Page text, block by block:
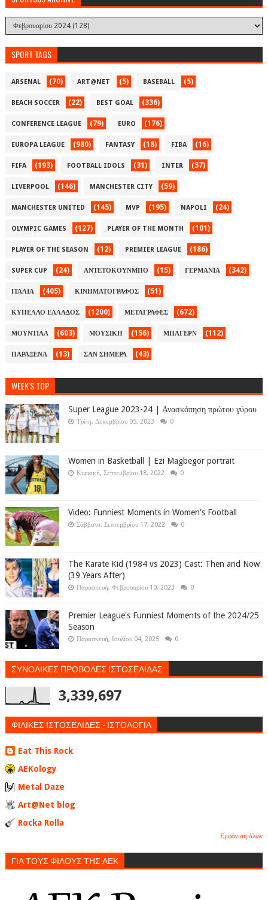
SPORT TAGS
ARSENAL (70) ART@NET (5) BASEBALL (5)
BEACH SOCCER (22) BEST GOAL (336)
CONFERENCE LEAGUE (79) EURO (176)
EUROPA LEAGUE (980) FANTASY (18) FIBA (16)
FIFA (193) FOOTBALL IDOLS (31) INTER (57)
LIVERPOOL (146) MANCHESTER CITY (59)
MANCHESTER UNITED (145) MVP (195) NAPOLI (24)
OLYMPIC GAMES (127) PLAYER OF THE MONTH (101)
PLAYER OF THE SEASON (12) PREMIER LEAGUE (186)
SUPER CUP (24) ΑΝΤΕΤΟΚΟΥΝΜΠΟ (15) ΓΕΡΜΑΝΙΑ (342)
ΙΤΑΛΙΑ (405) ΚΙΝΗΜΑΤΟΓΡΑΦΟΣ (51)
ΚΥΠΕΛΛΟ ΕΛΛΑΔΟΣ (1200) ΜΕΤΑΓΡΑΦΕΣ (672)
ΜΟΥΝΤΙΑΛ (603) ΜΟΥΣΙΚΗ (156) ΜΠΑΓΕΡΝ (112)
ΠΑΡΑΞΕΝΑ (13) ΣΑΝ ΣΗΜΕΡΑ (43)
WEEK'S TOP
Super League 2023-24 | Ανασκόπηση πρώτου γύρου
Τρίτη, Δεκεμβρίου 05, 2023 0
Women in Basketball | Ezi Magbegor portrait
Κυριακή, Σεπτεμβρίου 18, 2022 0
Video: Funniest Moments in Women's Football
Σάββατο, Σεπτεμβρίου 17, 2022 0
The Karate Kid (1984 vs 2023) Cast: Then and Now
(39 Years After)
Παρασκευή, Φεβρουαρίου 10, 2023 0
Premier League's Funniest Moments of the 2024/25
Season
Παρασκευή, Ιουλίου 04, 2025 0
ΣΥΝΟΛΙΚΕΣ ΠΡΟΒΟΛΕΣ ΙΣΤΟΣΕΛΙΔΑΣ
3,339,697
ΦΙΛΙΚΕΣ ΙΣΤΟΣΕΛΙΔΕΣ - ΙΣΤΟΛΟΓΙΑ
Eat This Rock
AEKology
Metal Daze
Art@Net blog
Rocka Rolla
Εμφάνιση όλων
ΓΙΑ ΤΟΥΣ ΦΙΛΟΥΣ ΤΗΣ ΑΕΚ